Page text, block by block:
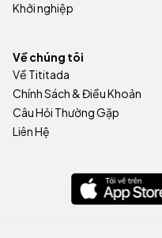
Khởi nghiệp
Về chúng tôi
Về Tititada
Chính Sách & Điều Khoản
Câu Hỏi Thường Gặp
Liên Hệ